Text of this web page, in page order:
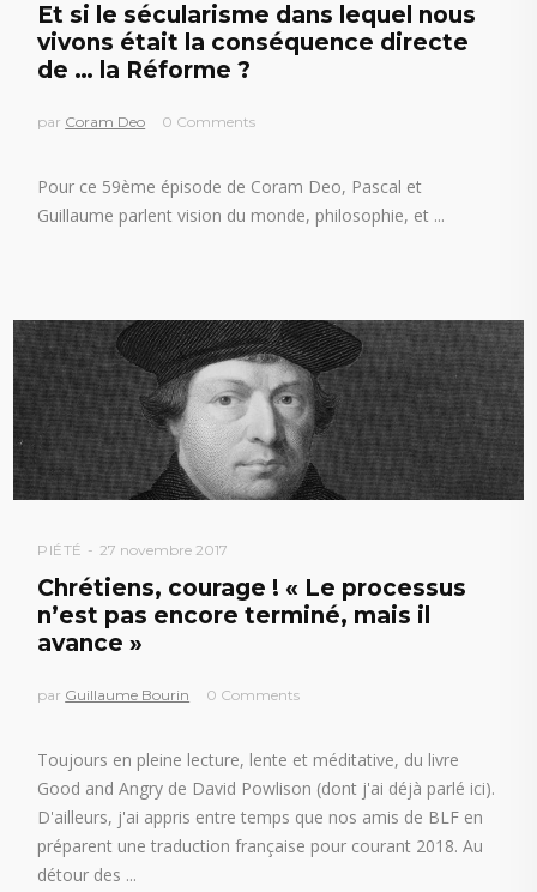
Et si le sécularisme dans lequel nous
vivons était la conséquence directe
de … la Réforme ?
par Coram Deo 0 Comments
Pour ce 59ème épisode de Coram Deo, Pascal et
Guillaume parlent vision du monde, philosophie, et
PIÉTÉ 27 novembre 2017
Chrétiens, courage ! « Le processus
n’est pas encore terminé, mais il
avance »
par Guillaume Bourin 0 Comments
Toujours en pleine lecture, lente et méditative, du livre
Good and Angry de David Powlison (dont j'ai déjà parlé ici).
D'ailleurs, j'ai appris entre temps que nos amis de BLF en
préparent une traduction française pour courant 2018. Au
détour des